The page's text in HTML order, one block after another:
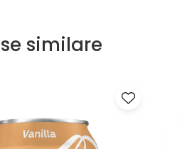
similare